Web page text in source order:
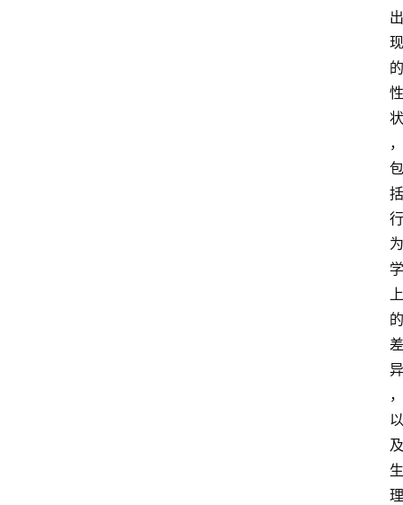
出
现
的
性
状
，
包
括
行
为
学
上
的
差
异
，
以
及
生
理